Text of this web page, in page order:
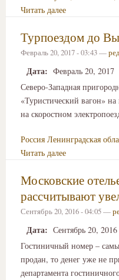
Читать далее
Турпоездом до
Февраль 20, 2017 - 03:43 —
Дата: Февраль 20, 2017
Северо-Западная
«Туристический вагон»
на скоростном
Россия Ленинградская
Читать далее
Московские
рассчитывают
Сентябрь 20, 2016 - 04:05 —
Дата: Сентябрь 20, 2016
Гостиничный номер –
продан, то денег уже не
департамента